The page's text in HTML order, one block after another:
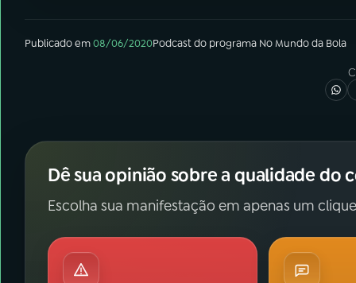
Publicado em08/06/2020Podcastdo programa No Mundo da Bola
Dê sua opinião sobre a qualidade do
Escolha sua manifestação em apenas um